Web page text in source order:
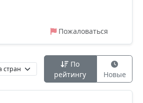
Пожаловаться
По
рейтингу
Новые